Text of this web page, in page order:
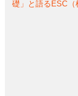
礎」と語るESC（